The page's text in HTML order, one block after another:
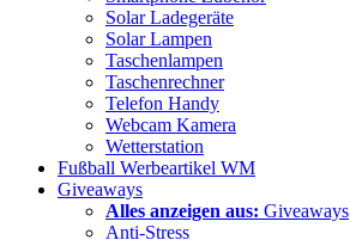
Solar Ladegeräte
Solar Lampen
Taschenlampen
Taschenrechner
Telefon Handy
Webcam Kamera
Wetterstation
Fußball Werbeartikel WM
Giveaways
Alles anzeigen aus: Giveaways
Anti-Stress